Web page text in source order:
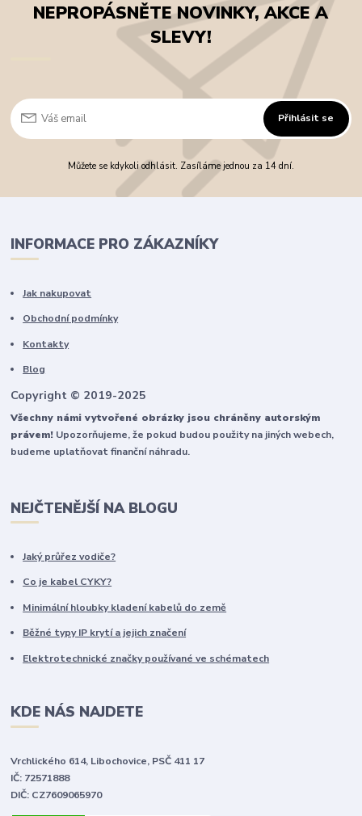
NEPROPÁSNĚTE NOVINKY, AKCE A
SLEVY!
Přihlásit se
Můžete se kdykoli odhlásit. Zasíláme jednou za 14 dní.
INFORMACE PRO ZÁKAZNÍKY
Jak nakupovat
Obchodní podmínky
Kontakty
Blog
Copyright © 2019-2025
Všechny námi vytvořené obrázky jsou chráněny autorským
právem! Upozorňujeme, že pokud budou použity na jiných webech,
budeme uplatňovat finanční náhradu.
NEJČTENĚJŠÍ NA BLOGU
Jaký průřez vodiče?
Co je kabel CYKY?
Minimální hloubky kladení kabelů do země
Běžné typy IP krytí a jejich značení
Elektrotechnické značky používané ve schématech
KDE NÁS NAJDETE
Vrchlického 614, Libochovice, PSČ 411 17
IČ: 72571888
DIČ: CZ7609065970